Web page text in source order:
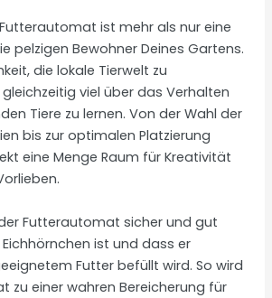
ist mehr als nur eine
pelzigen Bewohner Deines Gartens.
die lokale Tierwelt zu
viel über das Verhalten
Tiere zu lernen. Von der Wahl der
bis zur optimalen Platzierung
eine Menge Raum für Kreativität
Futterautomat sicher und gut
ist und dass er
Futter befüllt wird. So wird
zu einer wahren Bereicherung für